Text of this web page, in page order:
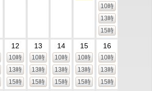
10時
13時
15時
12
10時
13時
15時
13
10時
13時
15時
14
10時
13時
15時
15
10時
13時
15時
16
10時
13時
15時